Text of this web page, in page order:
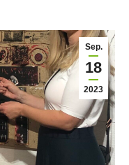
Sep.
18
2023